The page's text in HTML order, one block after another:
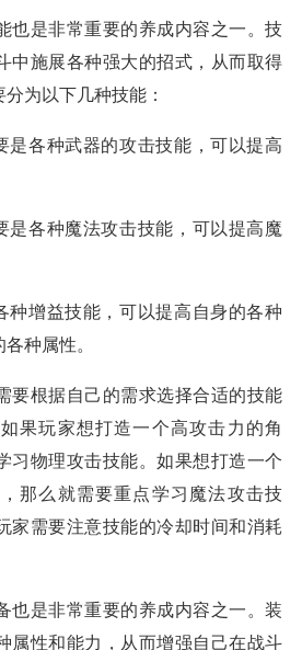
也是非常重要的养成内容之一。技
中施展各种强大的招式，从而取得
为以下几种技能：
是各种武器的攻击技能，可以提高
是各种魔法攻击技能，可以提高魔
种增益技能，可以提高自身的各种
种属性。
要根据自己的需求选择合适的技能
果玩家想打造一个高攻击力的角
习物理攻击技能。如果想打造一个
那么就需要重点学习魔法攻击技
家需要注意技能的冷却时间和消耗
也是非常重要的养成内容之一。装
属性和能力，从而增强自己在战斗